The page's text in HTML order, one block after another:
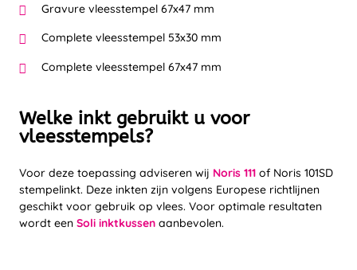
Gravure vleesstempel 67x47 mm
Complete vleesstempel 53x30 mm
Complete vleesstempel 67x47 mm
Welke inkt gebruikt u voor
vleesstempels?
Voor deze toepassing adviseren wij Noris 111 of Noris 101SD
stempelinkt. Deze inkten zijn volgens Europese richtlijnen
geschikt voor gebruik op vlees. Voor optimale resultaten
wordt een Soli inktkussen aanbevolen.